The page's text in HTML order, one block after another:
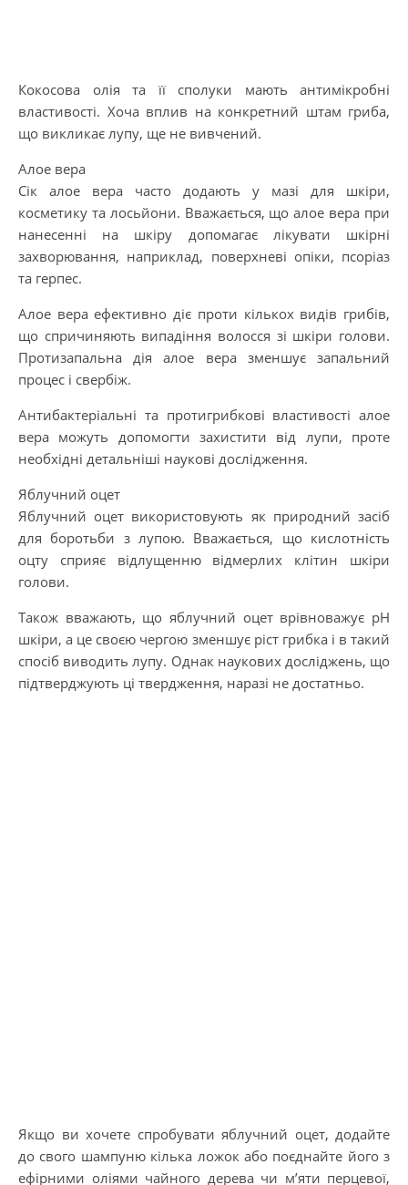
Кокосова олія та її сполуки мають антимікробні
властивості. Хоча вплив на конкретний штам гриба,
що викликає лупу, ще не вивчений.
Алое вера
Сік алое вера часто додають у мазі для шкіри,
косметику та лосьйони. Вважається, що алое вера при
нанесенні на шкіру допомагає лікувати шкірні
захворювання, наприклад, поверхневі опіки, псоріаз
та герпес.
Алое вера ефективно діє проти кількох видів грибів,
що спричиняють випадіння волосся зі шкіри голови.
Протизапальна дія алое вера зменшує запальний
процес і свербіж.
Антибактеріальні та протигрибкові властивості алое
вера можуть допомогти захистити від лупи, проте
необхідні детальніші наукові дослідження.
Яблучний оцет
Яблучний оцет використовують як природний засіб
для боротьби з лупою. Вважається, що кислотність
оцту сприяє відлущенню відмерлих клітин шкіри
голови.
Також вважають, що яблучний оцет врівноважує рН
шкіри, а це своєю чергою зменшує ріст грибка і в такий
спосіб виводить лупу. Однак наукових досліджень, що
підтверджують ці твердження, наразі не достатньо.
Якщо ви хочете спробувати яблучний оцет, додайте
до свого шампуню кілька ложок або поєднайте його з
ефірними оліями чайного дерева чи м’яти перцевої,